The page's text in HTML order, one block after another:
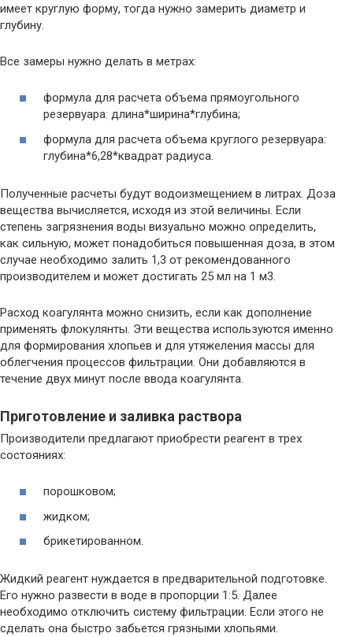
имеет круглую форму, тогда нужно замерить диаметр и
глубину.
Все замеры нужно делать в метрах:
формула для расчета объема прямоугольного
резервуара: длина*ширина*глубина;
формула для расчета объема круглого резервуара:
глубина*6,28*квадрат радиуса.
Полученные расчеты будут водоизмещением в литрах. Доза
вещества вычисляется, исходя из этой величины. Если
степень загрязнения воды визуально можно определить,
как сильную, может понадобиться повышенная доза, в этом
случае необходимо залить 1,3 от рекомендованного
производителем и может достигать 25 мл на 1 м3.
Расход коагулянта можно снизить, если как дополнение
применять флокулянты. Эти вещества используются именно
для формирования хлопьев и для утяжеления массы для
облегчения процессов фильтрации. Они добавляются в
течение двух минут после ввода коагулянта.
Приготовление и заливка раствора
Производители предлагают приобрести реагент в трех
состояниях:
порошковом;
жидком;
брикетированном.
Жидкий реагент нуждается в предварительной подготовке.
Его нужно развести в воде в пропорции 1:5. Далее
необходимо отключить систему фильтрации. Если этого не
сделать она быстро забьется грязными хлопьями.